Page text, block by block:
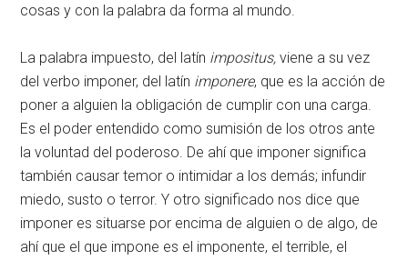
cosas y con la palabra da forma al mundo.
La palabra impuesto, del latín impositus,viene a su vez
del verbo imponer, del latín imponere, que es la acción de
poner a alguien la obligación de cumplir con una carga.
Es el poder entendido como sumisión de los otros ante
la voluntad del poderoso. De ahí que imponer significa
también causar temor o intimidar a los demás; infundir
miedo, susto o terror. Y otro significado nos dice que
imponer es situarse por encima de alguien o de algo, de
ahí que el que impone es el imponente, el terrible, el